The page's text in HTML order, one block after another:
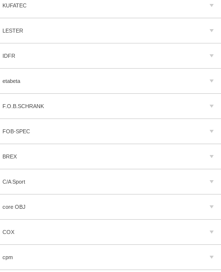
KUFATEC
LESTER
IDFR
etabeta
F.O.B.SCHRANK
FOB-SPEC
BREX
C/A Sport
core OBJ
COX
cpm